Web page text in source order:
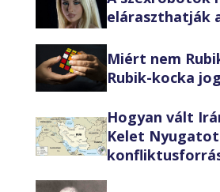
eláraszthatják
Miért nem
Rubik-kocka
Hogyan vált
Kelet